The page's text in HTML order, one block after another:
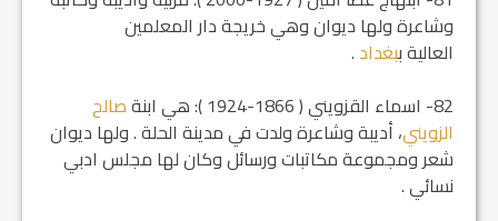
وشاعرة ولها ديوان وهي خريجة دار المعلمين
العالية ب‍بغداد .
82- اسماء القزويني ( 1866-1924 ): هي ابنة
صالح
الزويني، أديبة وشاعرة ولدت في مدينة الحلة . ولها ديوان
شعر ومجموعة مكاتبات ورسائل وكان لها مجلس ادبي
نسائي .